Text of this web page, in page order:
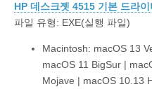
HP 데스크젯 4515 기본 드라이
파일 유형: EXE(실행 파일)
Macintosh: macOS 13
macOS 11 BigSur |
Mojave | macOS 10.13